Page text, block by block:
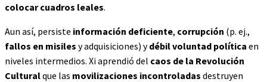
colocar cuadros leales.
Aun así, persiste información deficiente, corrupción (p. ej.,
fallos en misiles y adquisiciones) ydébil voluntad política en
niveles intermedios. Xi aprendió del caos de la Revolución
Culturalque las movilizaciones incontroladas destruyen